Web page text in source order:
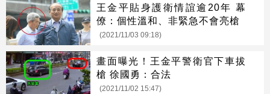
王金平貼身護衛情誼逾20年 幕
僚：個性溫和、非緊急不會亮槍
(2021/11/03 09:18)
畫面曝光！王金平警衛官下車拔
槍 徐國勇：合法
(2021/11/02 15:47)